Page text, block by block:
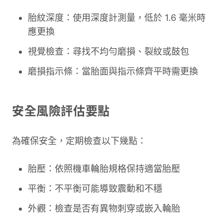
胎紋深度：使用深度計測量，低於 1.6 毫米時
應更換
視覺檢查：尋找不均勻磨損、裂紋或鼓包
磨損指示條：當胎面與指示條齊平時需更換
安全風險評估要點
為確保安全，定期檢查以下幾點：
胎壓：依照機車輪胎規格保持適當胎壓
平衡：不平衡可能導致震動和不穩
外觀：檢查是否有異物刺穿或嵌入輪胎